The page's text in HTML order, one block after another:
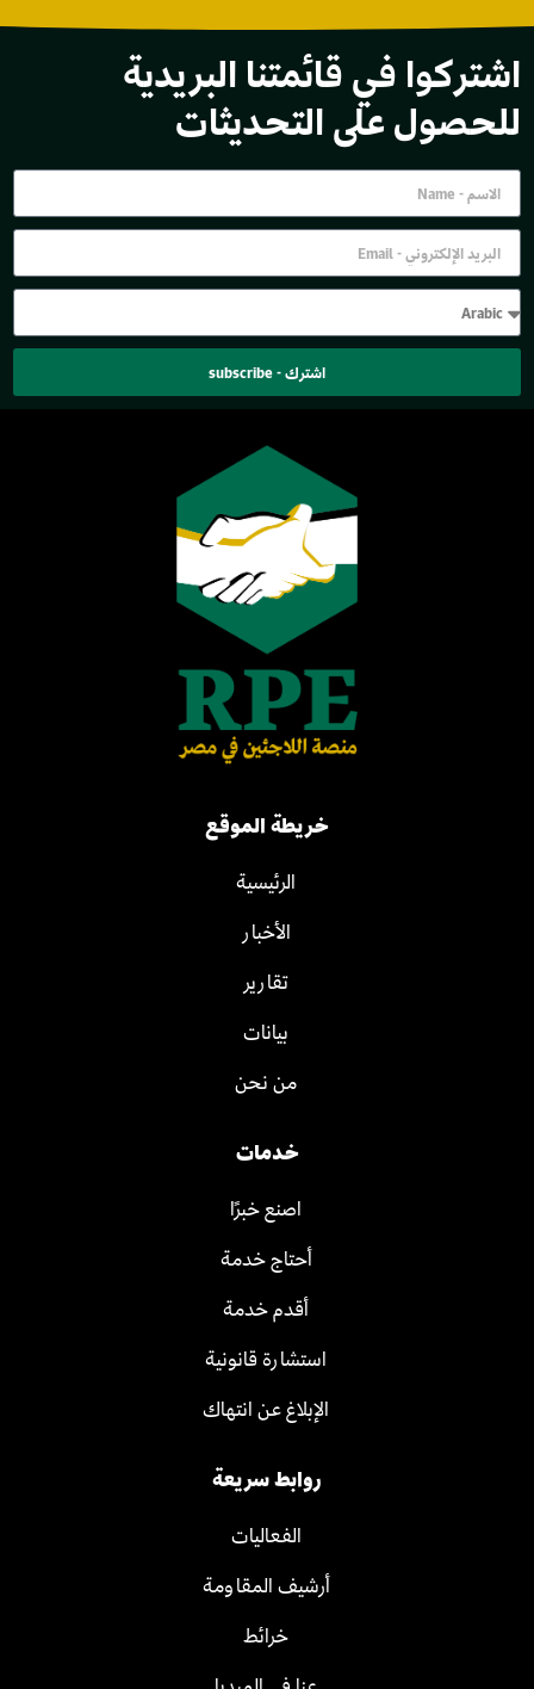
اشتركوا في قائمتنا البريدية
للحصول على التحديثات
اشترك - subscribe
خريطة الموقع
الرئيسية
الأخبار
تقارير
بيانات
من نحن
خدمات
اصنع خبرًا
أحتاج خدمة
أقدم خدمة
استشارة قانونية
الإبلاغ عن انتهاك
روابط سريعة
الفعاليات
أرشيف المقاومة
خرائط